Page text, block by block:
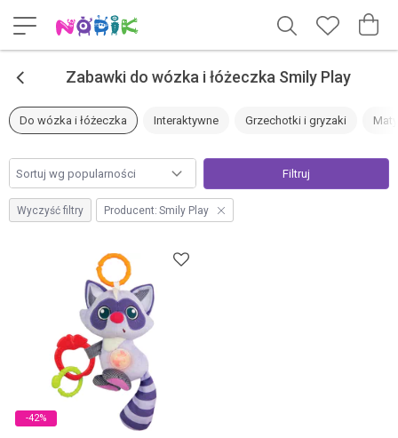
< Zabawki do wózka i łóżeczka Smily Play
Interaktywne
Do wózka i łóżeczka Grzechotki i gryzaki
Filtruj
Wyczyść filtry Producent: Smily Play
-42%